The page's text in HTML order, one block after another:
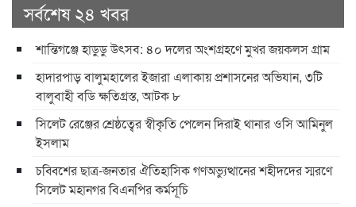
সর্বশেষ ২৪ খবর
শান্তিগঞ্জে হাডুডু উৎসব: ৪০ দলের অংশগ্রহণে মুখর জয়কলস গ্রাম
হাদারপাড় বালুমহালের ইজারা এলাকায় প্রশাসনের অভিযান, ৩টি
বালুবাহী বডি ক্ষতিগ্রস্ত, আটক ৮
সিলেট রেঞ্জের শ্রেষ্ঠত্বের স্বীকৃতি পেলেন দিরাই থানার ওসি আমিনুল
ইসলাম
চব্বিশের ছাত্র-জনতার ঐতিহাসিক গণঅভ্যুত্থানের শহীদদের স্মরণে
সিলেট মহানগর বিএনপির কর্মসূচি